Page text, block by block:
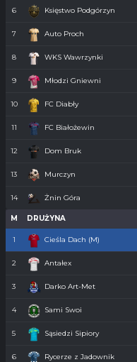
6 Księstwo Podgórzyn
7 Auto Proch
8 WKS Wawrzynki
9 Młodzi Gniewni
10 FC Diabły
11 FC Białożewin
12 Dom Bruk
13 Murczyn
14 Żnin Góra
M DRUŻYNA
1 Cieśla Dach (M)
2 Antałex
3 Darko Art-Met
4 Sami Swoi
5 Sąsiedzi Sipiory
6 Rycerze z Jadownik